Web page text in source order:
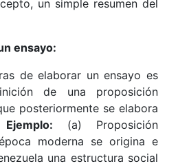
un simple resumen del
ensayo:
de elaborar un ensayo es
de una proposición
posteriormente se elabora
Ejemplo: (a) Proposición
moderna se origina e
una estructura social